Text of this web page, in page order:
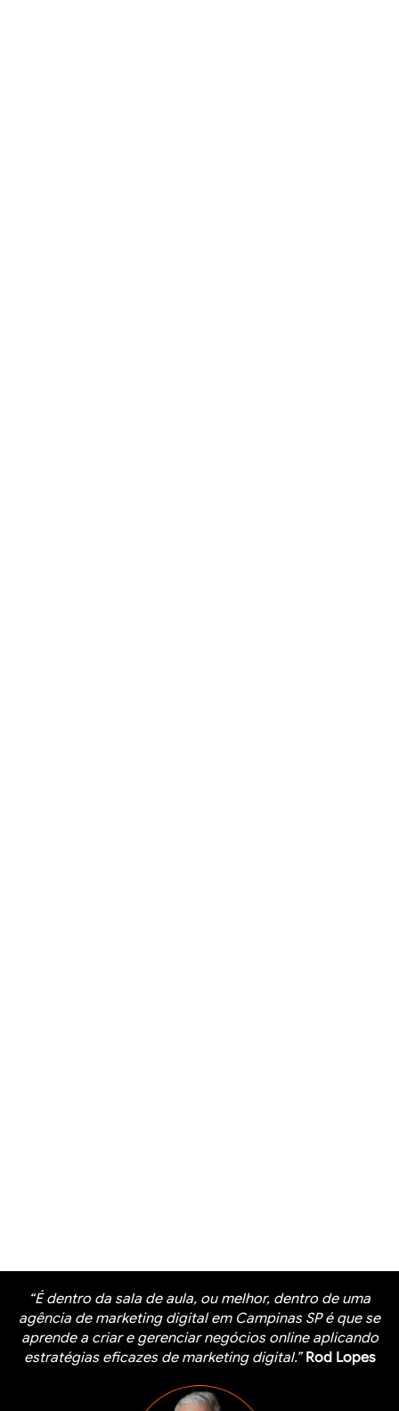
“É dentro da sala de aula, ou melhor, dentro de uma
agência de marketing digital em Campinas SP é que se
aprende a criar e gerenciar negócios online aplicando
estratégias eficazes de marketing digital.” Rod Lopes